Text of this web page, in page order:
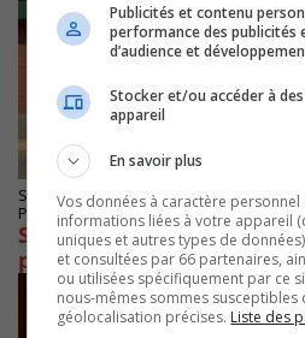
STE-JULIE
Publié le 15 septembre 2025 à 07h59
Sainte-Julie : un studio de
pour absence de permis
Publicités et contenu
performance des publicités
d’audience et
Stocker et/ou accéder à
appareil
En savoir plus
Vos données à caractère
informations liées à votre appareil
uniques et autres types de
et consultées par 66 partenaires,
ou utilisées spécifiquement par ce
nous-mêmes sommes
géolocalisation précises. Liste des